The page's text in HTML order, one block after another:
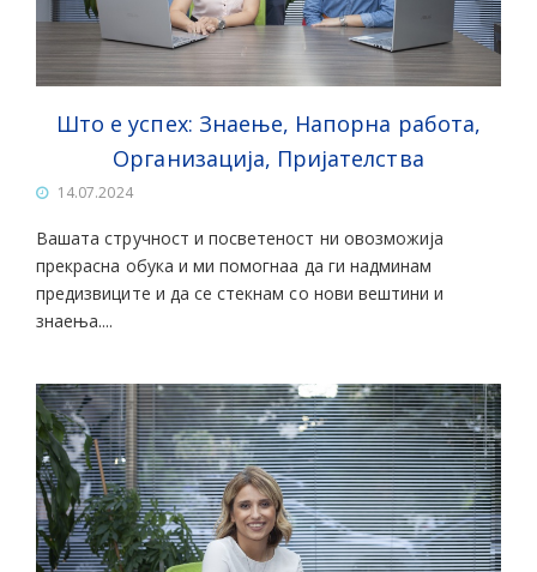
Што е успех: Знаење, Напорна работа,
Организација, Пријателства
14.07.2024
Вашата стручност и посветеност ни овозможија
прекрасна обука и ми помогнаа да ги надминам
предизвиците и да се стекнам со нови вештини и
знаења....